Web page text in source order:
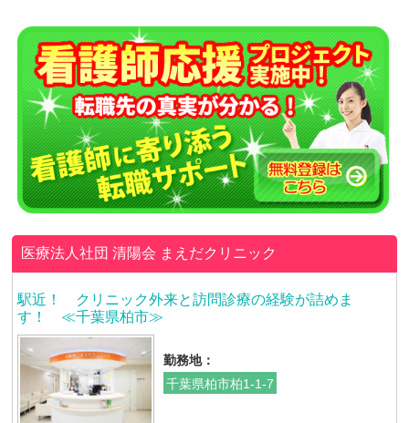
医療法人社団 清陽会 まえだクリニック
駅近！ クリニック外来と訪問診療の経験が詰めま
す！ ≪千葉県柏市≫
勤務地：
千葉県柏市柏1-1-7